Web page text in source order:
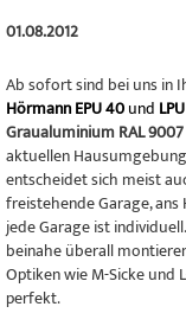
01.08.2012
Ab sofort sind bei uns in
Hörmann EPU 40und
Graualuminium RAL 9007
aktuellen
entscheidet sich meist
freistehende Garage,
jede Garage ist
beinahe überall
Optiken wie M-Sicke und
perfekt.